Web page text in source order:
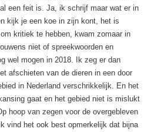
een feit is. Ja, ik schrijf maar wat er in
kijk je een koe in zijn kont, het is
kritiek te hebben, kwam zomaar in
niet of spreekwoorden en
wel mogen in 2018. Ik zeg er dan
afschieten van de dieren in een door
in Nederland verschrikkelijk. En het
gaat en het gebied niet is mislukt
hoop van zegen voor de overgebleven
vind het ook best opmerkelijk dat bijna